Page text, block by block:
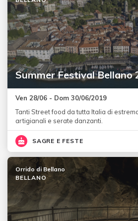
Summer Festival Bellano
Ven 28/06 - Dom 30/06/2019
Tanti Street food da tutta Italia di
artigianali e serate danzanti.
SAGRE E FESTE
Orrido di Bellano
BELLANO